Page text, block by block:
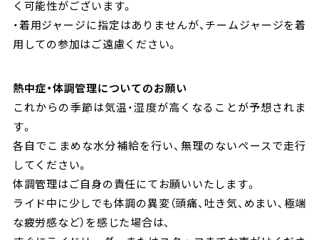
く可能性がございます。
・着用ジャージに指定はありませんが、チームジャージを着
用しての参加はご遠慮ください。
熱中症・体調管理についてのお願い
これからの季節は気温・湿度が高くなることが予想されま
す。
各自でこまめな水分補給を行い、無理のないペースで走行
してください。
体調管理はご自身の責任にてお願いいたします。
ライド中に少しでも体調の異変（頭痛、吐き気、めまい、極端
な疲労感など）を感じた場合は、